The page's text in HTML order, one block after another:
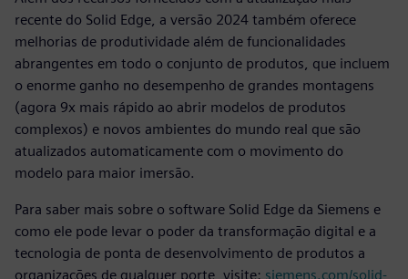
recente do Solid Edge, a versão 2024 também oferece
melhorias de produtividade além de funcionalidades
abrangentes em todo o conjunto de produtos, que incluem
o enorme ganho no desempenho de grandes montagens
(agora 9x mais rápido ao abrir modelos de produtos
complexos) e novos ambientes do mundo real que são
atualizados automaticamente com o movimento do
modelo para maior imersão.
Para saber mais sobre o software Solid Edge da Siemens e
como ele pode levar o poder da transformação digital e a
tecnologia de ponta de desenvolvimento de produtos a
organizações de qualquer porte, visite: siemens.com/solid-